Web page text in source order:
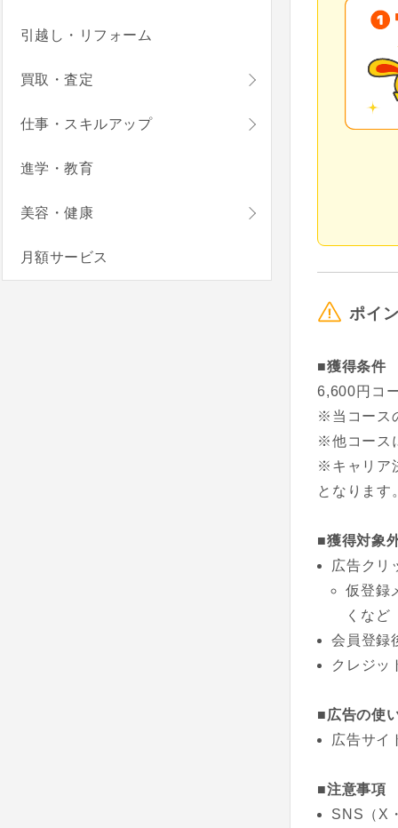
ポイ
■獲得条件
6,600円コ
※当コース
※他コース
※キャリア
となります
■獲得対象
広告クリ
仮登録
くなど
会員登録
クレジッ
■広告の使
広告サイ
■注意事項
SNS（X
引越し・リフォーム
買取・査定
仕事・スキルアップ
進学・教育
美容・健康
月額サービス